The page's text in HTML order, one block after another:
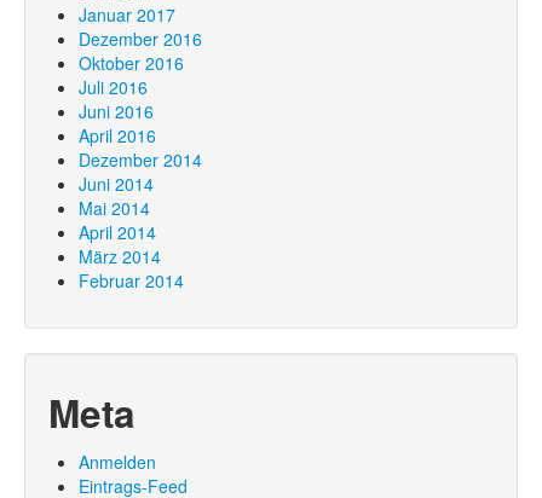
Januar 2017
Dezember 2016
Oktober 2016
Juli 2016
Juni 2016
April 2016
Dezember 2014
Juni 2014
Mai 2014
April 2014
März 2014
Februar 2014
Meta
Anmelden
Eintrags-Feed